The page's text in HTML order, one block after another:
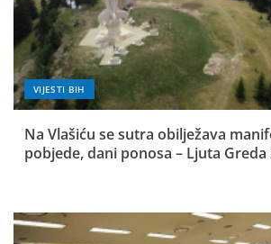
VIJESTI BIH
Na Vlašiću se sutra obilježava
pobjede, dani ponosa – Ljuta Greda